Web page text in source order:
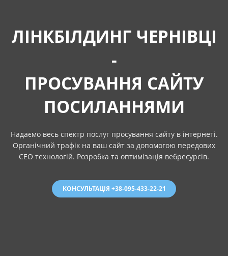
ЛІНКБІЛДИНГ ЧЕРНІВЦІ
-
ПРОСУВАННЯ САЙТУ
ПОСИЛАННЯМИ
Надаємо весь спектр послуг просування сайту в інтернеті.
Органічний трафік на ваш сайт за допомогою передових
СЕО технологій. Розробка та оптимізація вебресурсів.
КОНСУЛЬТАЦІЯ +38-095-433-22-21